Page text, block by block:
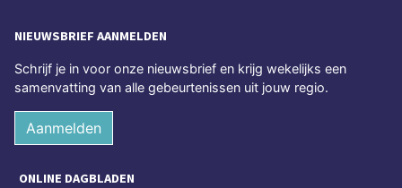
NIEUWSBRIEF AANMELDEN
Schrijf je in voor onze nieuwsbrief en krijg wekelijks een
samenvatting van alle gebeurtenissen uit jouw regio.
Aanmelden
ONLINE DAGBLADEN